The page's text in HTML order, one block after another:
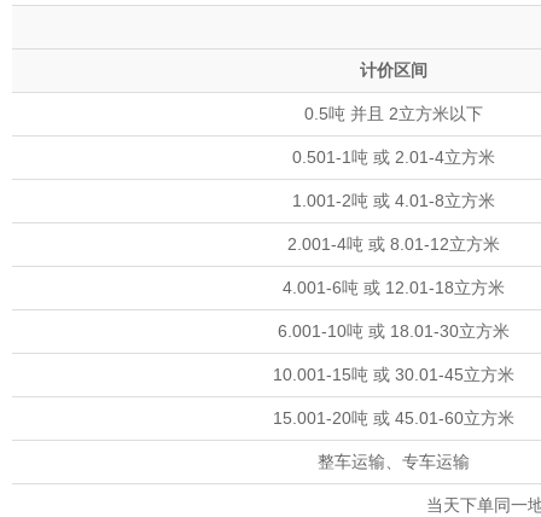
计价区间
0.5吨 并且 2立方米以下
0.501-1吨 或 2.01-4立方米
1.001-2吨 或 4.01-8立方米
2.001-4吨 或 8.01-12立方米
4.001-6吨 或 12.01-18立方米
6.001-10吨 或 18.01-30立方米
10.001-15吨 或 30.01-45立方米
15.001-20吨 或 45.01-60立方米
整车运输、专车运输
当天下单同一